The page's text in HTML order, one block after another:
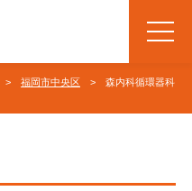
> 福岡市中央区 > 森内科循環器科